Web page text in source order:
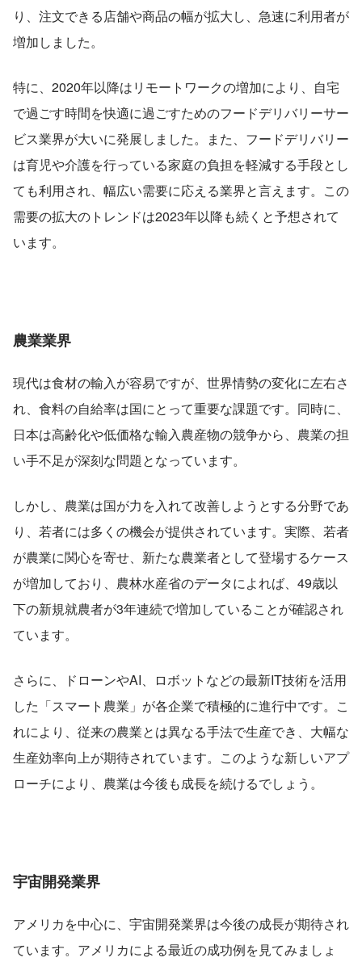
り、注文できる店舗や商品の幅が拡大し、急速に利用者が
増加しました。
特に、2020年以降はリモートワークの増加により、自宅
で過ごす時間を快適に過ごすためのフードデリバリーサー
ビス業界が大いに発展しました。また、フードデリバリー
は育児や介護を行っている家庭の負担を軽減する手段とし
ても利用され、幅広い需要に応える業界と言えます。この
需要の拡大のトレンドは2023年以降も続くと予想されて
います。
農業業界
現代は食材の輸入が容易ですが、世界情勢の変化に左右さ
れ、食料の自給率は国にとって重要な課題です。同時に、
日本は高齢化や低価格な輸入農産物の競争から、農業の担
い手不足が深刻な問題となっています。
しかし、農業は国が力を入れて改善しようとする分野であ
り、若者には多くの機会が提供されています。実際、若者
が農業に関心を寄せ、新たな農業者として登場するケース
が増加しており、農林水産省のデータによれば、49歳以
下の新規就農者が3年連続で増加していることが確認され
ています。
さらに、ドローンやAI、ロボットなどの最新IT技術を活用
した「スマート農業」が各企業で積極的に進行中です。こ
れにより、従来の農業とは異なる手法で生産でき、大幅な
生産効率向上が期待されています。このような新しいアプ
ローチにより、農業は今後も成長を続けるでしょう。
宇宙開発業界
アメリカを中心に、宇宙開発業界は今後の成長が期待され
ています。アメリカによる最近の成功例を見てみましょ